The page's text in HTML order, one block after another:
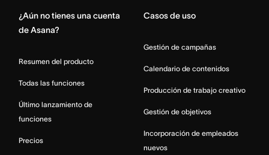
¿Aún no tienes una cuenta
de Asana?
Resumen del producto
Todas las funciones
Último lanzamiento de
funciones
Precios
Casos de uso
Gestión de campañas
Calendario de contenidos
Producción de trabajo creativo
Gestión de objetivos
Incorporación de empleados
nuevos